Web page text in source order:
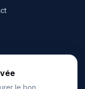
32 15 39
le bon